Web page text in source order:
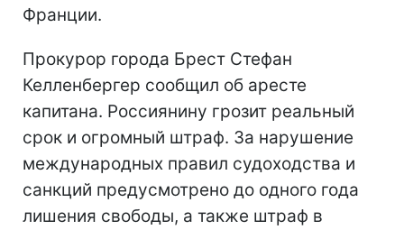
Франции.
Прокурор города Брест Стефан
Келленбергер сообщил об аресте
капитана. Россиянину грозит реальный
срок и огромный штраф. За нарушение
международных правил судоходства и
санкций предусмотрено до одного года
лишения свободы, а также штраф в